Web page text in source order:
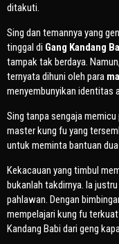
ditakuti.
Sing dan temannya yang
tinggal di Gang Kandang
tampak tak berdaya.
ternyata dihuni oleh para
menyembunyikan identitas
Sing tanpa sengaja
master kung fu yang
untuk meminta bantuan
Kekacauan yang timbul
bukanlah takdirnya. Ia
pahlawan. Dengan
mempelajari kung fu
Kandang Babi dari geng